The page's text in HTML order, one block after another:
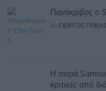
Πανάκριβος ο
By ΓΙΏΡΓΟΣ
Η σειρά
κριτικές από